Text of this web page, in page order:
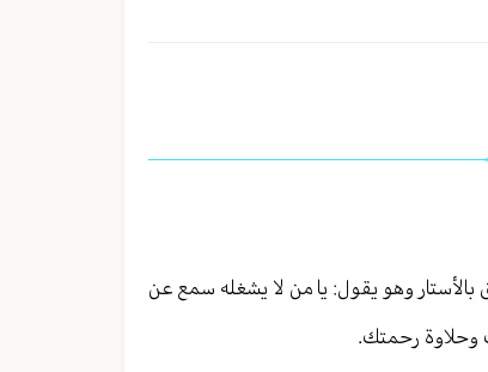
بالأستار وهو يقول: يا من لا يشغله سمع عن
وحلاوة رحمتك.